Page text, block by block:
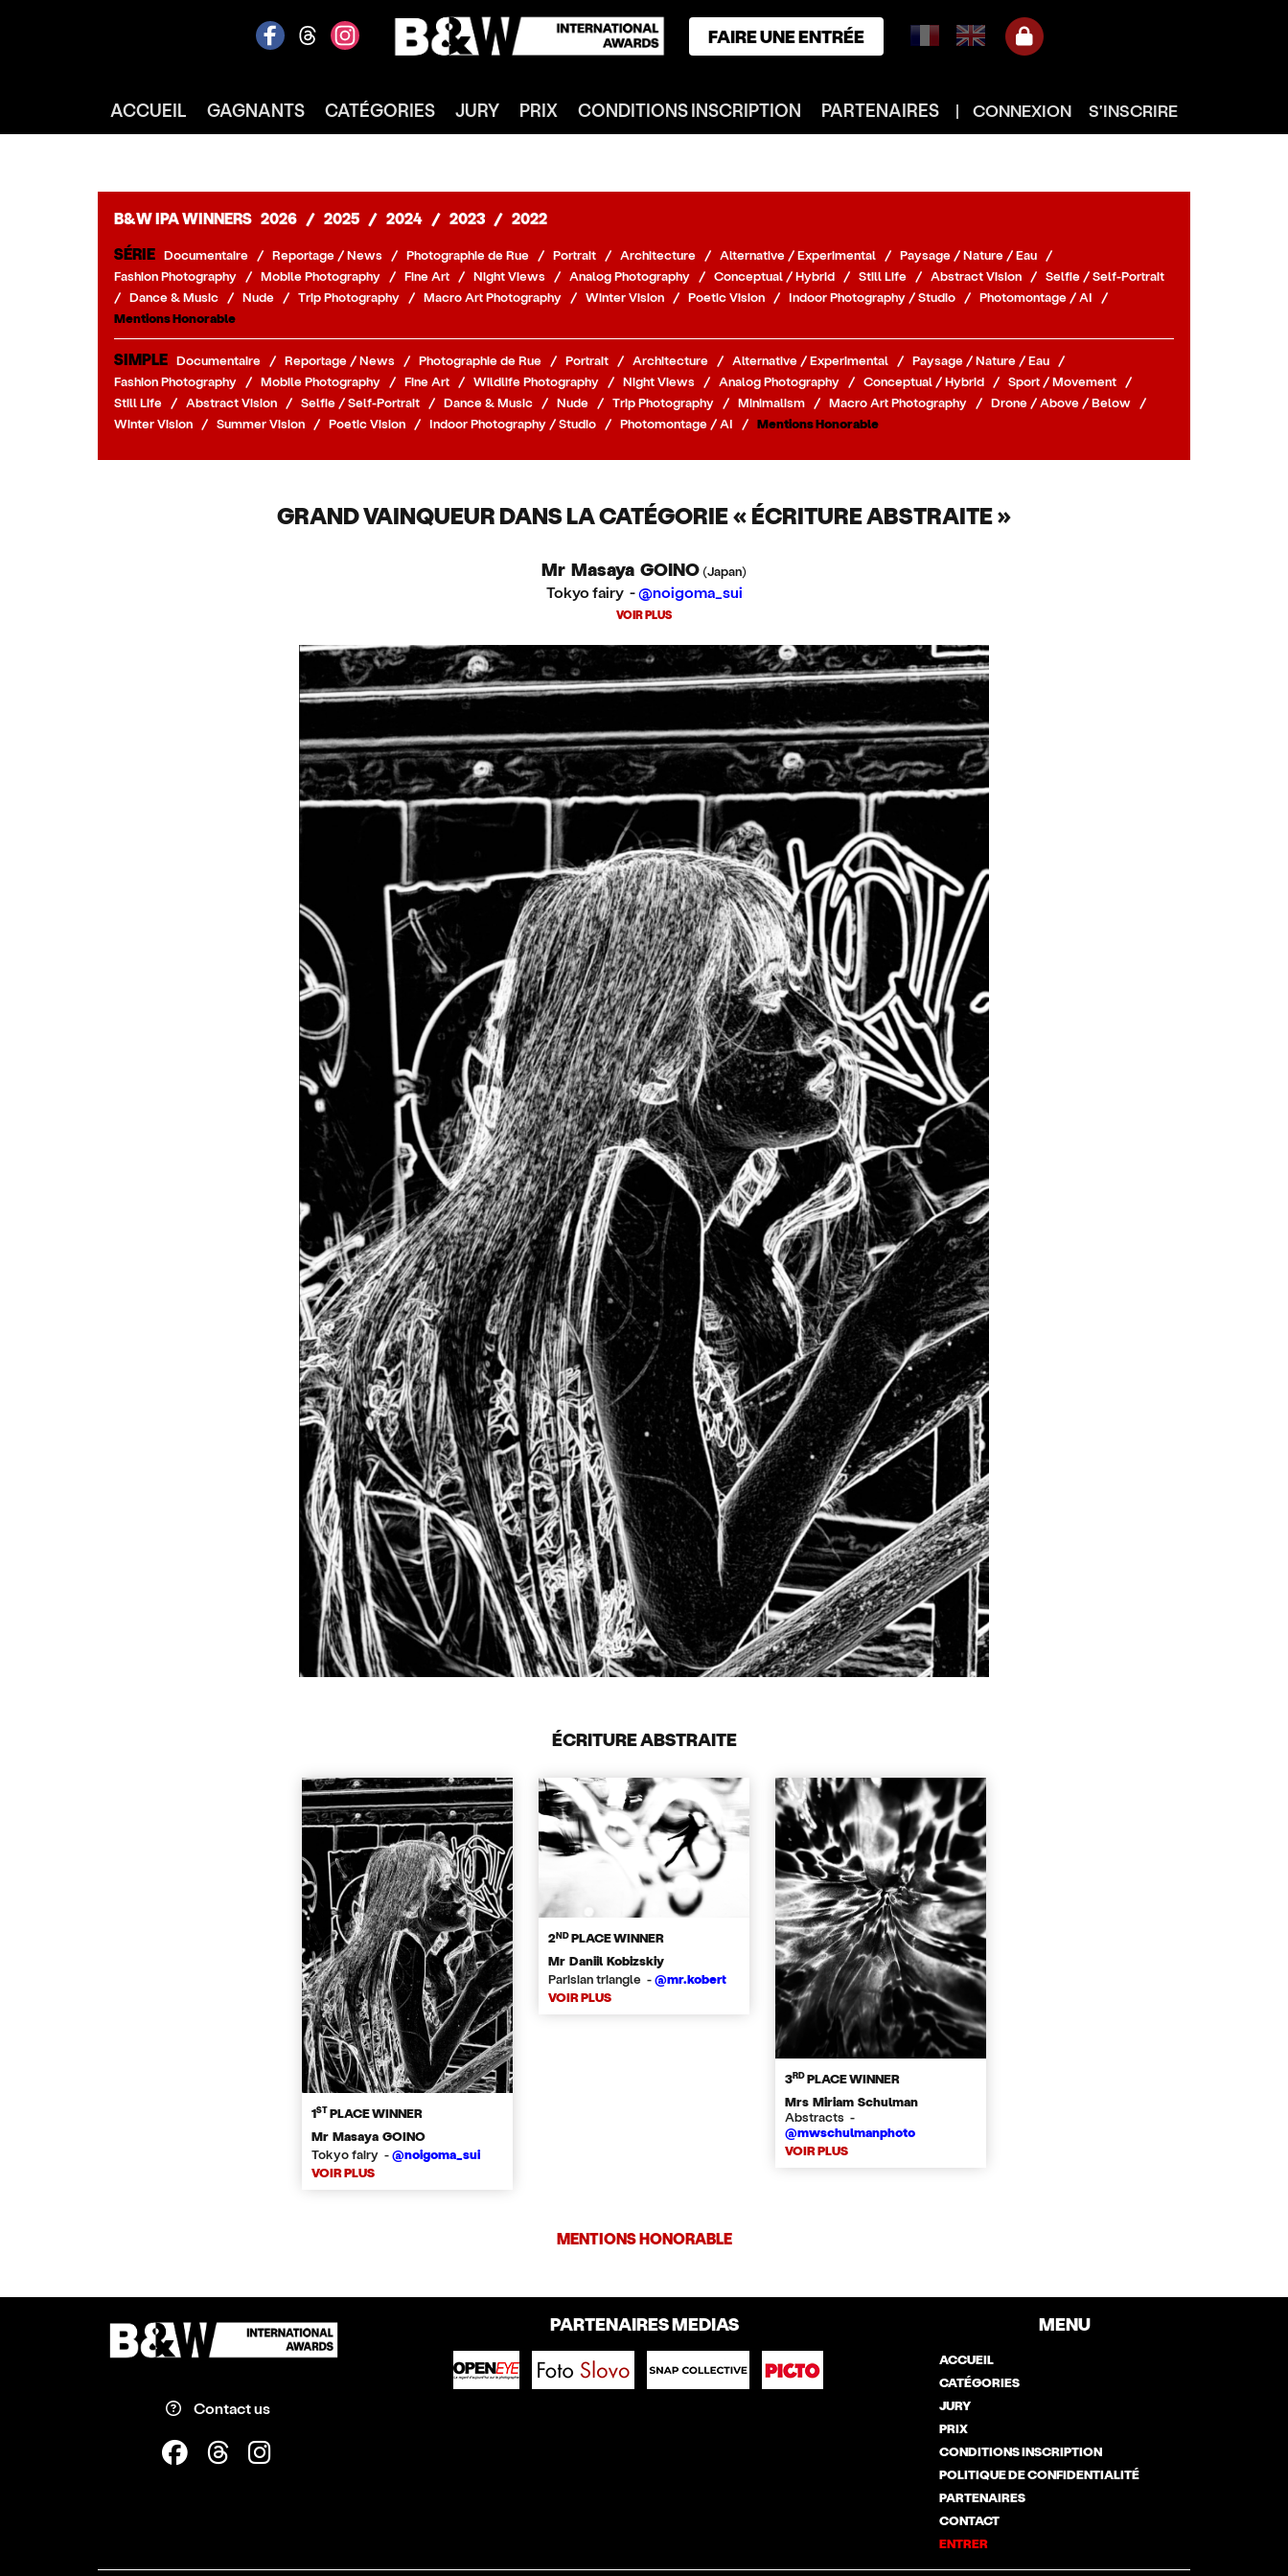
FAIRE UNE ENTRÉE
PARTENAIRES
CONNEXION
ACCUEIL GAGNANTS CATÉGORIES JURY PRIX CONDITIONS INSCRIPTION PARTENAIRES | CONNEXION S'INSCRIRE
B&W IPA WINNERS 2026 / 2025 / 2024 / 2023 / 2022
SÉRIE Documentaire / Reportage / News / Photographie de Rue / Portrait / Architecture / Alternative / Experimental / Paysage / Nature / Eau
/
Fashion Photography
/ Mobile Photography / Fine Art / Night Views / Analog Photography / Conceptual / Hybrid / Still Life / Abstract Vision / Selfie / Self-Portrait
/ Dance & Music / Nude / Trip Photography / Macro Art Photography / Winter Vision / Poetic Vision / Indoor Photography / Studio / Photomontage / AI
/
Mentions Honorable
SIMPLE Documentaire / Reportage / News / Photographie de Rue / Portrait / Architecture / Alternative / Experimental / Paysage / Nature / Eau
/
Fashion Photography
/ Mobile Photography / Fine Art / Wildlife Photography / Night Views / Analog Photography / Conceptual / Hybrid / Sport / Movement
/
Still Life
/ Abstract Vision / Selfie / Self-Portrait / Dance & Music / Nude / Trip Photography / Minimalism / Macro Art Photography / Drone / Above / Below
/
Winter Vision
/ Summer Vision / Poetic Vision / Indoor Photography / Studio / Photomontage / AI / Mentions Honorable
GRAND VAINQUEUR DANS LA CATÉGORIE « ÉCRITURE ABSTRAITE »
Mr Masaya GOINO (Japan)
Tokyo fairy -@noigoma_sui
VOIR PLUS
ÉCRITURE ABSTRAITE
1STPLACE WINNER
Mr Masaya GOINO
Tokyo fairy -@noigoma_sui
VOIR PLUS
2NDPLACE WINNER
Mr Daniil Kobizskiy
Parisian triangle -@mr.kobert
VOIR PLUS
3RDPLACE WINNER
Mrs Miriam Schulman
Abstracts -
@mwschulmanphoto
VOIR PLUS
MENTIONS HONORABLE
Contact us
PARTENAIRES MEDIAS MENU
ACCUEIL
CATÉGORIES
JURY
PRIX
CONDITIONS INSCRIPTION
POLITIQUE DE CONFIDENTIALITÉ
PARTENAIRES
CONTACT
ENTRER